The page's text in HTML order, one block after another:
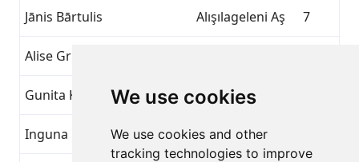
We use cookies
We use cookies and other
tracking technologies to improve
Jānis Bārtulis Alışılageleni Aş 7
Alise Griķe
Gunita Klasmane Alışılageleni Aş
Inguna Eglite Alışılageleni Aş